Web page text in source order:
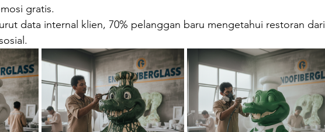
gratis.
data internal klien, 70% pelanggan baru mengetahui restoran dari